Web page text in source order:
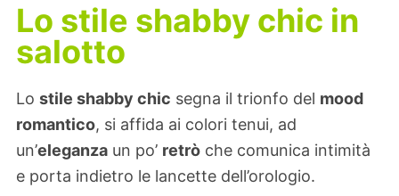
Lo stile shabby chic in
salotto
Lo stile shabby chic segna il trionfo del mood
romantico, si affida ai colori tenui, ad
un’eleganza un po’ retrò che comunica intimità
e porta indietro le lancette dell’orologio.